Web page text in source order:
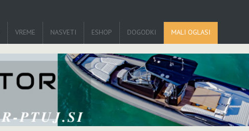
VREME NASVETI ESHOP DOGODKI MALI OGLASI